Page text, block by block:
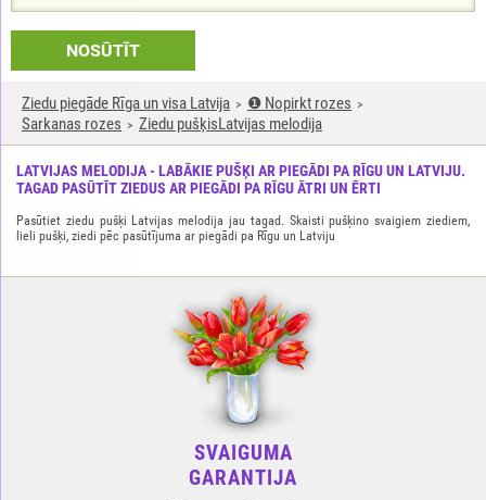
Ziedu piegāde Rīga un visa Latvija
❶ Nopirkt rozes
Sarkanas rozes
Ziedu pušķisLatvijas melodija
LATVIJAS MELODIJA - LABĀKIE PUŠĶI AR PIEGĀDI PA RĪGU UN LATVIJU.
TAGAD PASŪTĪT ZIEDUS AR PIEGĀDI PA RĪGU ĀTRI UN ĒRTI
Pasūtiet ziedu pušķi Latvijas melodija jau tagad. Skaisti pušķino svaigiem ziediem,
lieli pušķi, ziedi pēc pasūtījuma ar piegādi pa Rīgu un Latviju
NOSŪTĪT
SVAIGUMA
GARANTIJA